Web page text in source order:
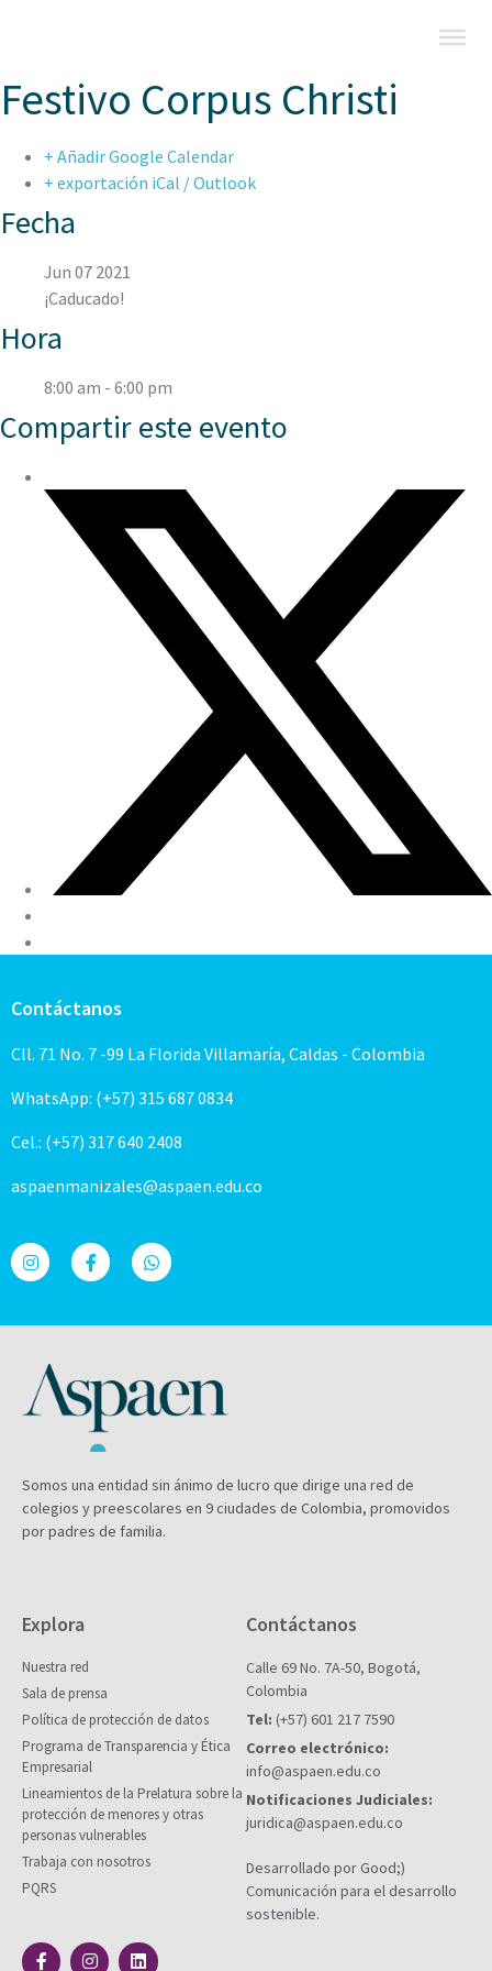
Festivo Corpus Christi
+ Añadir Google Calendar
+ exportación iCal / Outlook
Fecha
Jun 07 2021
¡Caducado!
Hora
8:00 am - 6:00 pm
Compartir este evento
Contáctanos
Cll. 71 No. 7 -99 La Florida Villamaría, Caldas - Colombia
WhatsApp: (+57) 315 687 0834
Cel.: (+57) 317 640 2408
aspaenmanizales@aspaen.edu.co
Somos una entidad sin ánimo de lucro que dirige una red de
colegios y preescolares en 9 ciudades de Colombia, promovidos
por padres de familia.
Explora
Nuestra red
Sala de prensa
Política de protección de datos
Programa de Transparencia y Ética
Empresarial
Lineamientos de la Prelatura sobre la
protección de menores y otras
personas vulnerables
Trabaja con nosotros
PQRS
Contáctanos
Calle 69 No. 7A-50, Bogotá,
Colombia
Tel: (+57) 601 217 7590
Correo electrónico:
info@aspaen.edu.co
Notificaciones Judiciales:
juridica@aspaen.edu.co
Desarrollado por Good;)
Comunicación para el desarrollo
sostenible.